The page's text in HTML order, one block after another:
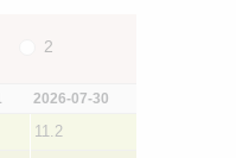
2
2026-07-30
11.2